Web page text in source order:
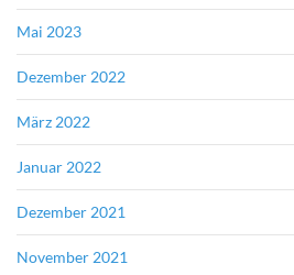
Mai 2023
Dezember 2022
März 2022
Januar 2022
Dezember 2021
November 2021